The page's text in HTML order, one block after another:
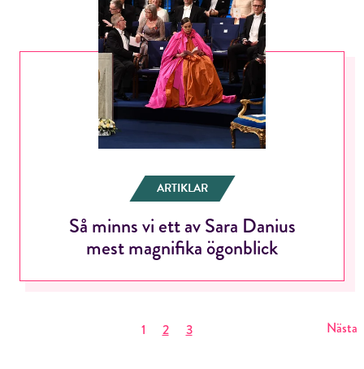
ARTIKLAR
Så minns vi ett av Sara Danius
mest magnifika ögonblick
1 2 3 Nästa